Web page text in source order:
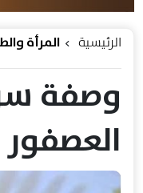
الرئيسية المرأة
وصفة
العصفور